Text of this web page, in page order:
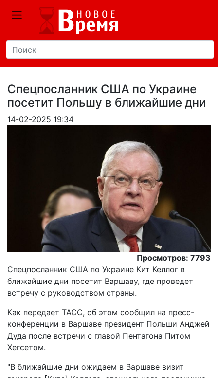
Спецпосланник США по Украине
посетит Польшу в ближайшие дни
14-02-2025 19:34
Просмотров: 7793
Спецпосланник США по Украине Кит Келлог в
ближайшие дни посетит Варшаву, где проведет
встречу с руководством страны.
Как передает ТАСС, об этом сообщил на пресс-
конференции в Варшаве президент Польши Анджей
Дуда после встречи с главой Пентагона Питом
Хегсетом.
"В ближайшие дни ожидаем в Варшаве визит